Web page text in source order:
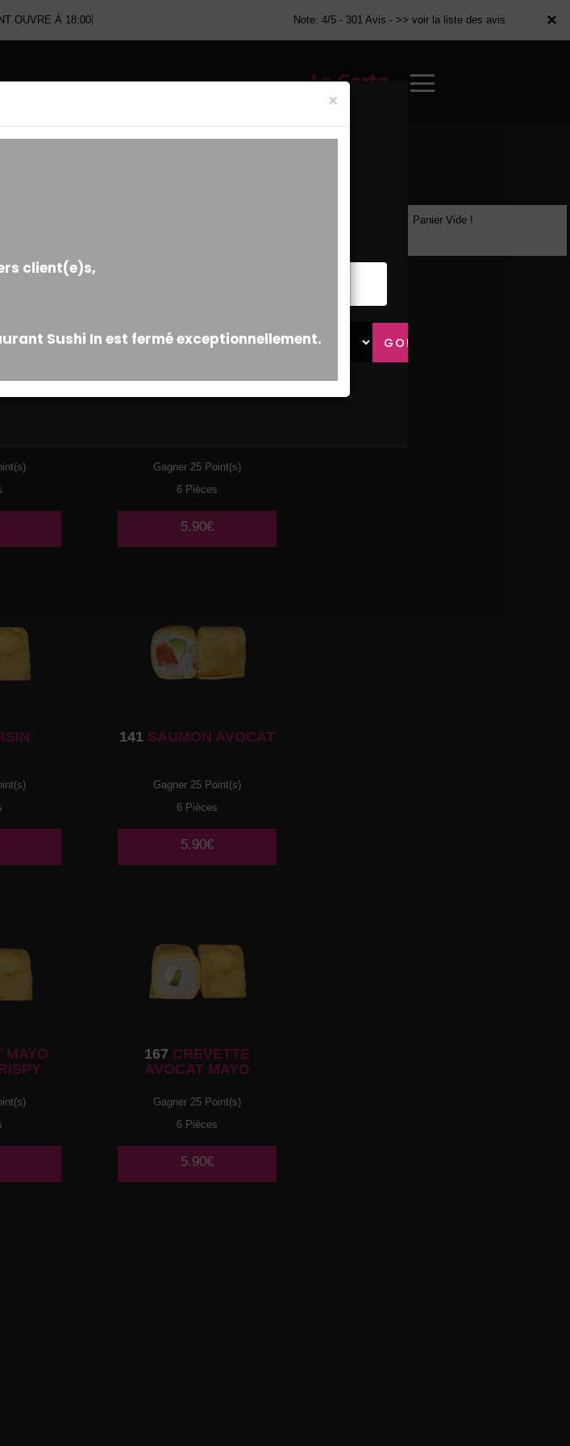
×
OUVRE À 18:00 Note: 4/5 - 301 Avis - >> voir la liste des avis
La Carte
×
Gagner 25 Point(s)
6 Pièces
5.90€
141 SAUMON AVOCAT
Gagner 25 Point(s)
6 Pièces
5.90€
MAYO
167 CREVETTE
AVOCAT MAYO
Gagner 25 Point(s)
6 Pièces
5.90€
Panier Vide !
×